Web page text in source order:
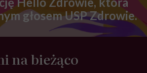
głosem USP Zdrowie.
na bieżąco